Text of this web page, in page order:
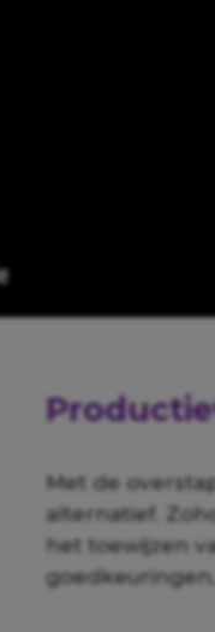
Met de
alternatief.
het toewijzen